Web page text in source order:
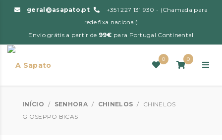
geral@asapato.pt
+351 227 131 930 - (Chamada para
rede fixa nacional)
Envio grátis a partir de 99€ para Portugal Continental
0 0
INÍCIO / SENHORA / CHINELOS /
CHINELOS
GIOSEPPO BICAS